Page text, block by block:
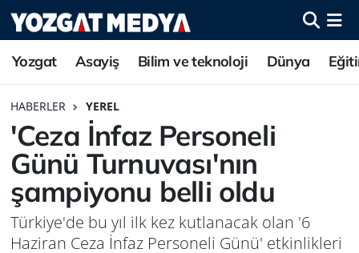
Yozgat Asayiş Bilim ve teknoloji Dünya
HABERLER YEREL
'Ceza İnfaz Personeli
Günü Turnuvası'nın
şampiyonu belli oldu
Türkiye'de bu yıl ilk kez kutlanacak olan '6
Haziran Ceza İnfaz Personeli Günü' etkinlikleri